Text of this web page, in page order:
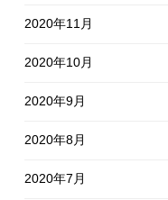
2020年11月
2020年10月
2020年9月
2020年8月
2020年7月